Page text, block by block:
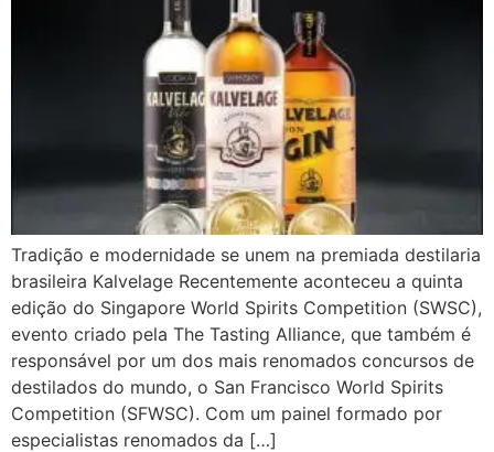
Tradição e modernidade se unem na premiada destilaria
brasileira Kalvelage Recentemente aconteceu a quinta
edição do Singapore World Spirits Competition (SWSC),
evento criado pela The Tasting Alliance, que também é
responsável por um dos mais renomados concursos de
destilados do mundo, o San Francisco World Spirits
Competition (SFWSC). Com um painel formado por
especialistas renomados da […]